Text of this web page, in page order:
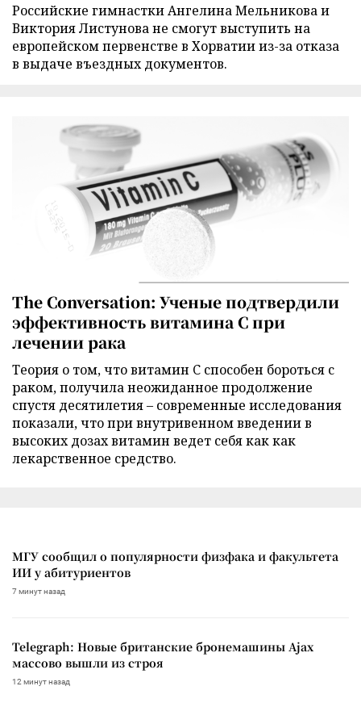
Российские гимнастки Ангелина Мельникова и
Виктория Листунова не смогут выступить на
европейском первенстве в Хорватии из-за отказа
в выдаче въездных документов.
The Conversation: Ученые подтвердили
эффективность витамина C при
лечении рака
Теория о том, что витамин C способен бороться с
раком, получила неожиданное продолжение
спустя десятилетия – современные исследования
показали, что при внутривенном введении в
высоких дозах витамин ведет себя как как
лекарственное средство.
МГУ сообщил о популярности физфака и факультета
ИИ у абитуриентов
7 минут назад
Telegraph: Новые британские бронемашины Ajax
массово вышли из строя
12 минут назад